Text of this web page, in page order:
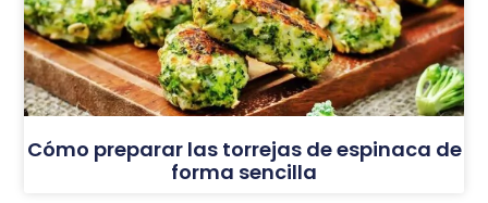
Cómo preparar las torrejas de espinaca de
forma sencilla